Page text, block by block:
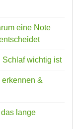
eine Note
wichtig ist
&
lange